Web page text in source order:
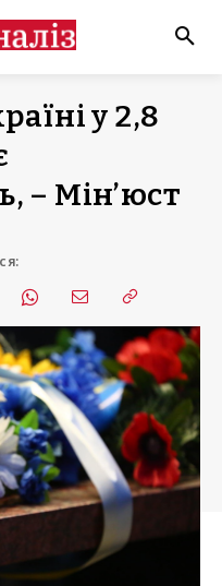
у 2,8
– Мін’юст